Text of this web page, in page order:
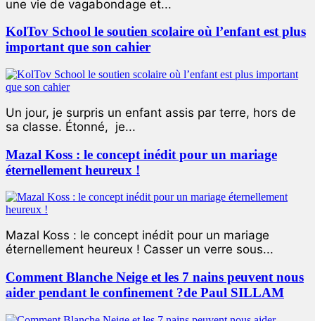
une vie de vagabondage et...
KolTov School le soutien scolaire où l’enfant est plus
important que son cahier
Un jour, je surpris un enfant assis par terre, hors de
sa classe. Étonné, je...
Mazal Koss : le concept inédit pour un mariage
éternellement heureux !
Mazal Koss : le concept inédit pour un mariage
éternellement heureux ! Casser un verre sous...
Comment Blanche Neige et les 7 nains peuvent nous
aider pendant le confinement ?de Paul SILLAM